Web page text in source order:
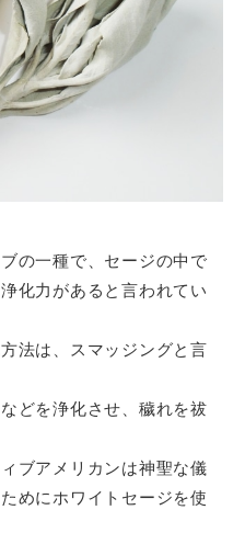
の一種で、セージの中で
化力があると言われてい
法は、スマッジングと言
どを浄化させ、穢れを祓
ブアメリカンは神聖な儀
めにホワイトセージを使